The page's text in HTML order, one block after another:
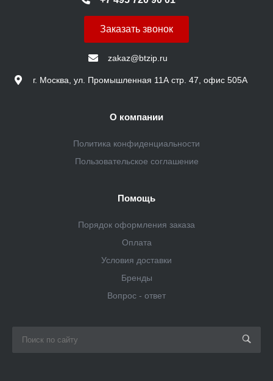
Заказать звонок
zakaz@btzip.ru
г. Москва, ул. Промышленная 11А стр. 47, офис 505А
О компании
Политика конфиденциальности
Пользовательское соглашение
Помощь
Порядок оформления заказа
Оплата
Условия доставки
Бренды
Вопрос - ответ